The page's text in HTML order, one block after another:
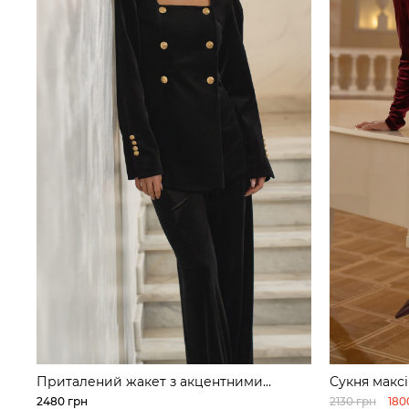
Приталений жакет з акцентними
ґудзиками з оксамиту
2480 грн
Сукня
оксамиту
2130 грн